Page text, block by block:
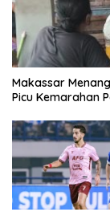
Makassar
Picu Kemarahan